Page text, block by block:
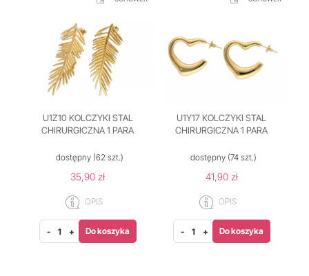
U1Z10 KOLCZYKI STAL
CHIRURGICZNA 1 PARA
dostępny(62 szt.)
35,90 zł
OPIS
- + Do koszyka
U1Y17 KOLCZYKI STAL
CHIRURGICZNA 1 PARA
dostępny(74 szt.)
41,90 zł
OPIS
- + Do koszyka